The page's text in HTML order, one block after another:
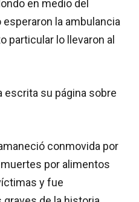
en medio del
la ambulancia
particular lo llevaron al
escrita su página sobre
conmovida por
por alimentos
y fue